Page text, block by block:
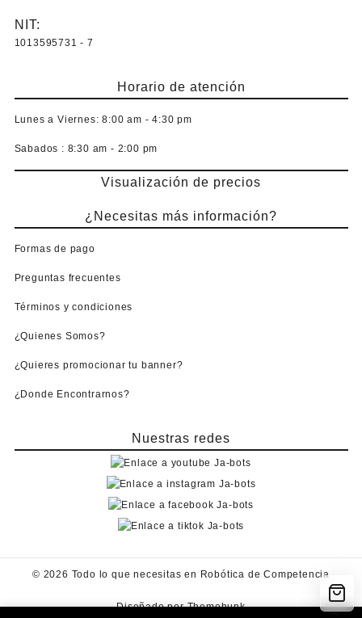
producto
NIT:
1013595731 - 7
Horario de atención
Lunes a Viernes: 8:00 am - 4:30 pm
Sabados : 8:30 am - 2:00 pm
Visualización de precios
¿Necesitas más información?
Formas de pago
Preguntas frecuentes
Términos y condiciones
¿Quienes Somos?
¿Quieres promocionar tu banner?
¿Donde Encontrarnos?
Nuestras redes
© 2026 Todo lo que necesitas en Robótica de Competencia
Diseñado por Themehunk